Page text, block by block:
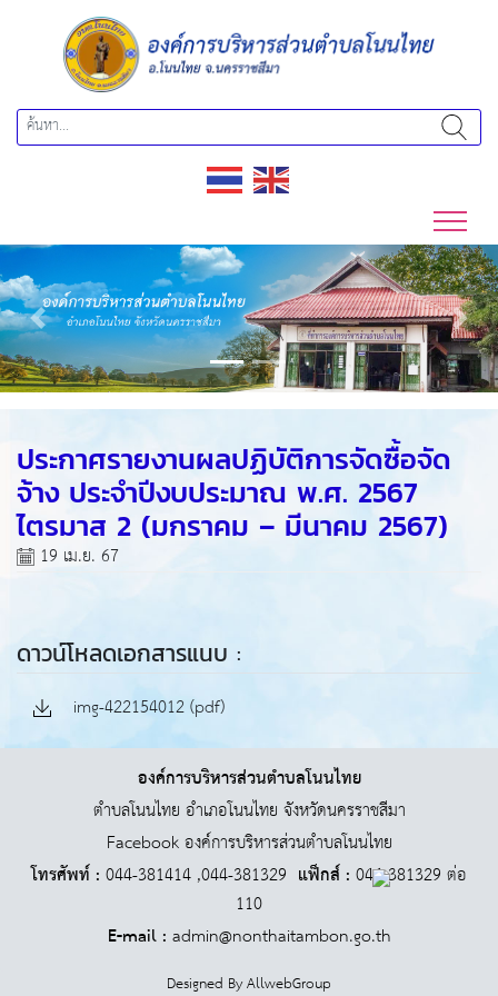
Previous Next
ประกาศรายงานผลปฏิบัติการจัดซื้อจัด
จ้าง ประจำปีงบประมาณ พ.ศ. 2567
ไตรมาส 2 (มกราคม – มีนาคม 2567)
19 เม.ย. 67
ดาวน์โหลดเอกสารแนบ :
img-422154012 (pdf)
องค์การบริหารส่วนตำบลโนนไทย
ตำบลโนนไทย อำเภอโนนไทย จังหวัดนครราชสีมา
Facebook องค์การบริหารส่วนตำบลโนนไทย
โทรศัพท์ : 044-381414 ,044-381329 แฟ็กส์ : 044-381329 ต่อ
110
E-mail : admin@nonthaitambon.go.th
Designed ByAllwebGroup